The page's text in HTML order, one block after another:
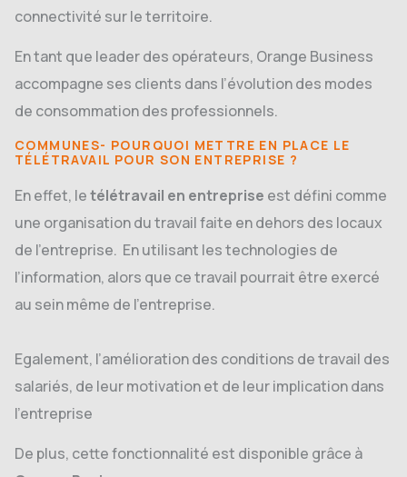
connectivité sur le territoire.
En tant que leader des opérateurs, Orange Business
accompagne ses clients dans l’évolution des modes
de consommation des professionnels.
COMMUNES- POURQUOI METTRE EN PLACE LE
TÉLÉTRAVAIL POUR SON ENTREPRISE ?
En effet, letélétravail en entreprise est défini comme
une organisation du travail faite en dehors des locaux
de l’entreprise. En utilisant les technologies de
l’information, alors que ce travail pourrait être exercé
au sein même de l’entreprise.
Egalement, l’amélioration des conditions de travail des
salariés, de leur motivation et de leur implication dans
l’entreprise
De plus, cette fonctionnalité est disponible grâce à